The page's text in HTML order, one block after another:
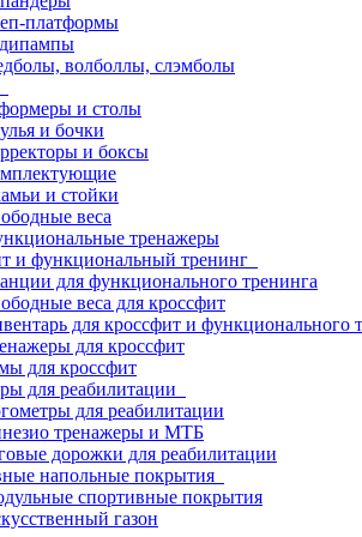
платформы
волболлы, слэмболы
и столы
и бочки
и боксы
и стойки
веса
тренажеры
и функциональный тренинг
для функционального тренинга
веса для кроссфит
для кроссфит и функционального
для кроссфит
для кроссфит
для реабилитации
для реабилитации
тренажеры и МТБ
дорожки для реабилитации
напольные покрытия
спортивные покрытия
газон